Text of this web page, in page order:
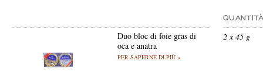
Duo bloc di foie gras di
oca e anatra
PER SAPERNE DI PIÙ »
2 x 45 g